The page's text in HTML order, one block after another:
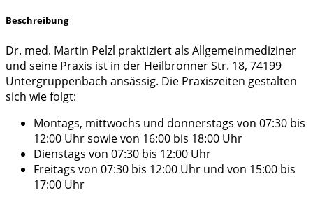
Beschreibung
Dr. med. Martin Pelzl praktiziert als Allgemeinmediziner
und seine Praxis ist in der Heilbronner Str. 18, 74199
Untergruppenbach ansässig. Die Praxiszeiten gestalten
sich wie folgt:
Montags, mittwochs und donnerstags von 07:30 bis
12:00 Uhr sowie von 16:00 bis 18:00 Uhr
Dienstags von 07:30 bis 12:00 Uhr
Freitags von 07:30 bis 12:00 Uhr und von 15:00 bis
17:00 Uhr